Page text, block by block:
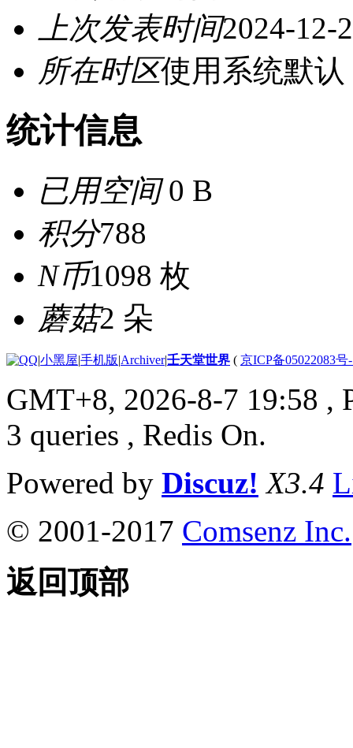
上次发表时间2024-12-
所在时区使用系统默认
统计信息
已用空间0 B
积分788
N币1098 枚
蘑菇2 朵
|小黑屋|手机版|Archiver|壬天堂世界 ( 京ICP备05022083号
GMT+8, 2026-8-7 19:58 ,
3 queries , Redis On.
Powered by Discuz! X3.4
© 2001-2017 Comsenz Inc.
返回顶部